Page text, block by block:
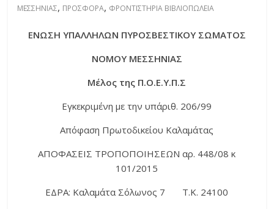
ΜΕΣΣΗΝΙΑΣ, ΠΡΟΣΦΟΡΑ, ΦΡΟΝΤΙΣΤΗΡΙΑ ΒΙΒΛΙΟΠΩΛΕΙΑ
ΕΝΩΣΗ ΥΠΑΛΛΗΛΩΝ ΠΥΡΟΣΒΕΣΤΙΚΟΥ ΣΩΜΑΤΟΣ
ΝΟΜΟΥ ΜΕΣΣΗΝΙΑΣ
Μέλος της Π.Ο.Ε.Υ.Π.Σ
Εγκεκριμένη με την υπ΄αριθ. 206/99
Απόφαση Πρωτοδικείου Καλαμάτας
ΑΠΟΦΑΣΕΙΣ ΤΡΟΠΟΠΟΙΗΣΕΩΝ αρ. 448/08 κ
101/2015
ΕΔΡΑ: Καλαμάτα Σόλωνος 7 Τ.Κ. 24100